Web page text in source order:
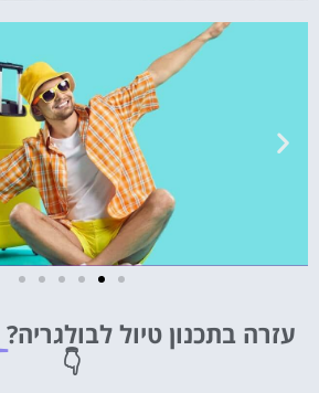
מציאת
עזרה בתכנון טיול לבולגריה?
👇